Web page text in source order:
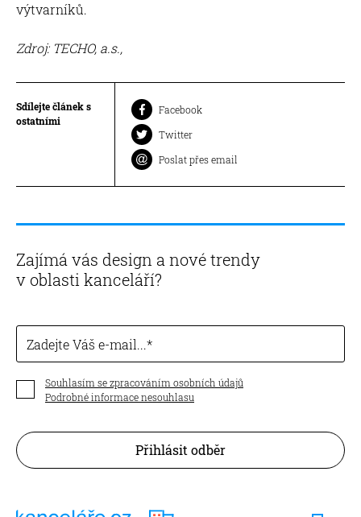
výtvarníků.
Zdroj: TECHO, a.s.,
Sdílejte článek s
ostatními
Facebook
Twitter
Poslat přes email
Zajímá vás design a nové trendy
v oblasti kanceláří?
Zadejte Váš e-mail...
Souhlasím se zpracováním osobních údajů
Podrobné informace nesouhlasu
Přihlásit odběr